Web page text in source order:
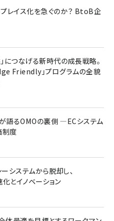
レイス化を急ぐのか？ BtoB企
につなげる新時代の成長戦略。
Friendly」プログラムの全貌
語るOMOの裏側 ―ECシステム
制度
システムから脱却し、
とイノベーション